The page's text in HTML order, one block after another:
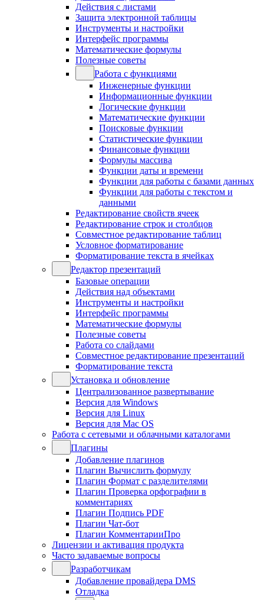
Действия с листами
Защита электронной таблицы
Инструменты и настройки
Интерфейс программы
Математические формулы
Полезные советы
Работа с функциями
Инженерные функции
Информационные функции
Логические функции
Математические функции
Поисковые функции
Статистические функции
Финансовые функции
Формулы массива
Функции даты и времени
Функции для работы с базами данных
Функции для работы с текстом и
данными
Редактирование свойств ячеек
Редактирование строк и столбцов
Совместное редактирование таблиц
Условное форматирование
Форматирование текста в ячейках
Редактор презентаций
Базовые операции
Действия над объектами
Инструменты и настройки
Интерфейс программы
Математические формулы
Полезные советы
Работа со слайдами
Совместное редактирование презентаций
Форматирование текста
Установка и обновление
Централизованное развертывание
Версия для Windows
Версия для Linux
Версия для Mac OS
Работа с сетевыми и облачными каталогами
Плагины
Добавление плагинов
Плагин Вычислить формулу
Плагин Формат с разделителями
Плагин Проверка орфографии в
комментариях
Плагин Подпись PDF
Плагин Чат-бот
Плагин КомментарииПро
Лицензии и активация продукта
Часто задаваемые вопросы
Разработчикам
Добавление провайдера DMS
Отладка